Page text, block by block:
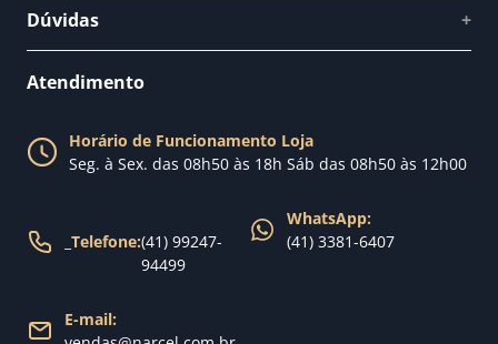
Fale conosco
Nossa loja
Dúvidas +
Política de Trocas
Política de Entrega
Atendimento
Horário de Funcionamento Loja
Seg. à Sex. das 08h50 às 18h Sáb das 08h50 às 12h00
Telefone:(41) 99247-
94499
WhatsApp:
(41) 3381-6407
E-mail: